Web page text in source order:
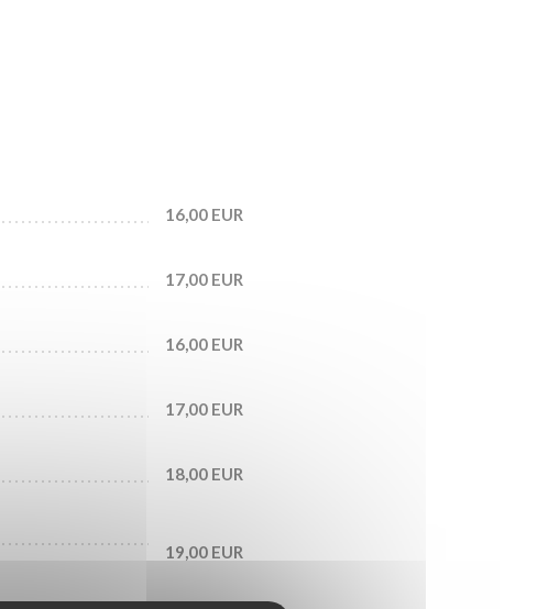
16,00 EUR
17,00 EUR
16,00 EUR
17,00 EUR
18,00 EUR
19,00 EUR